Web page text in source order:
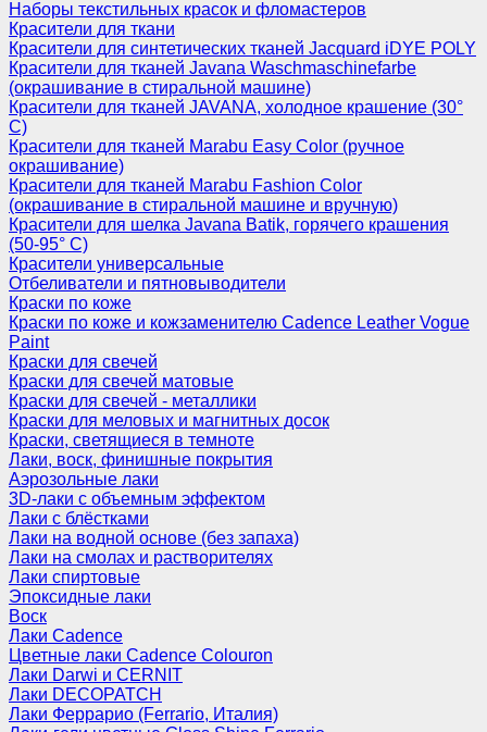
Наборы текстильных красок и фломастеров
Красители для ткани
Красители для синтетических тканей Jacquard iDYE POLY
Красители для тканей Javana Waschmaschinefarbe
(окрашивание в стиральной машине)
Красители для тканей JAVANA, холодное крашение (30°
С)
Красители для тканей Marabu Easy Color (ручное
окрашивание)
Красители для тканей Marabu Fashion Color
(окрашивание в стиральной машине и вручную)
Красители для шелка Javana Batik, горячего крашения
(50-95° С)
Красители универсальные
Отбеливатели и пятновыводители
Краски по коже
Краски по коже и кожзаменителю Cadence Leather Vogue
Paint
Краски для свечей
Краски для свечей матовые
Краски для свечей - металлики
Краски для меловых и магнитных досок
Краски, светящиеся в темноте
Лаки, воск, финишные покрытия
Аэрозольные лаки
3D-лаки с объемным эффектом
Лаки с блёстками
Лаки на водной основе (без запаха)
Лаки на смолах и растворителях
Лаки спиртовые
Эпоксидные лаки
Воск
Лаки Cadence
Цветные лаки Cadence Colouron
Лаки Darwi и CERNIT
Лаки DECOPATCH
Лаки Феррарио (Ferrario, Италия)